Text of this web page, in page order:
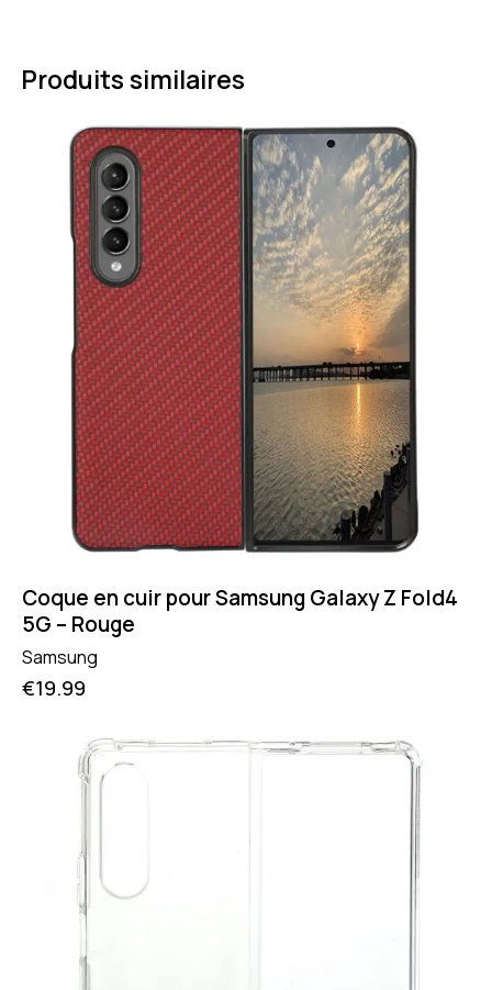
Produits similaires
Coque en cuir pour Samsung Galaxy Z Fold4
5G – Rouge
Samsung
€19.99